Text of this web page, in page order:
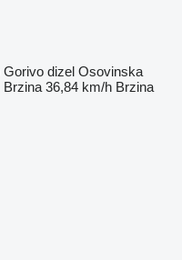
Gorivo dizel Osovinska
Brzina 36,84 km/h Brzina